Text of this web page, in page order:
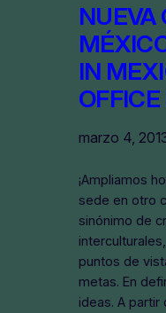
NUEVA
IN
marzo 4,
¡Ampliamos
sede en otro
sinónimo de
puntos de
metas. En
ideas. A partir